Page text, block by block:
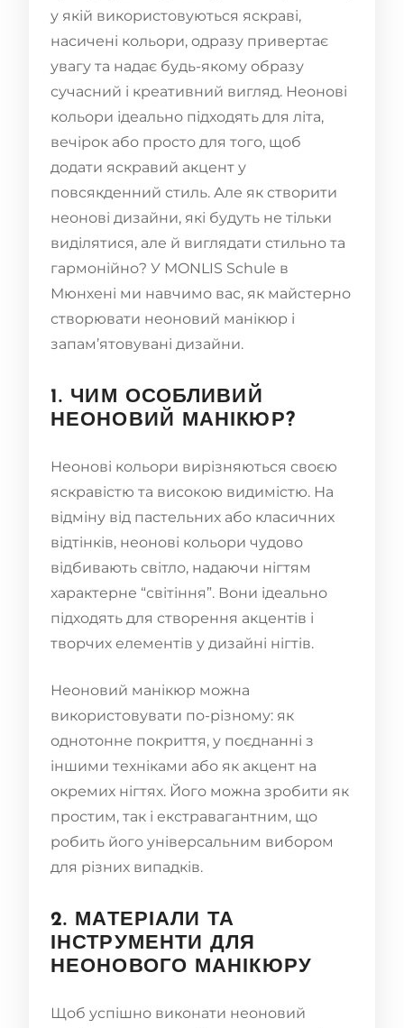
у якій використовуються яскраві,
насичені кольори, одразу привертає
увагу та надає будь-якому образу
сучасний і креативний вигляд. Неонові
кольори ідеально підходять для літа,
вечірок або просто для того, щоб
додати яскравий акцент у
повсякденний стиль. Але як створити
неонові дизайни, які будуть не тільки
виділятися, але й виглядати стильно та
гармонійно? У MONLIS Schule в
Мюнхені ми навчимо вас, як майстерно
створювати неоновий манікюр і
запам’ятовувані дизайни.
1. ЧИМ ОСОБЛИВИЙ
НЕОНОВИЙ МАНІКЮР?
Неонові кольори вирізняються своєю
яскравістю та високою видимістю. На
відміну від пастельних або класичних
відтінків, неонові кольори чудово
відбивають світло, надаючи нігтям
характерне “світіння”. Вони ідеально
підходять для створення акцентів і
творчих елементів у дизайні нігтів.
Неоновий манікюр можна
використовувати по-різному: як
однотонне покриття, у поєднанні з
іншими техніками або як акцент на
окремих нігтях. Його можна зробити як
простим, так і екстравагантним, що
робить його універсальним вибором
для різних випадків.
2. МАТЕРІАЛИ ТА
ІНСТРУМЕНТИ ДЛЯ
НЕОНОВОГО МАНІКЮРУ
Щоб успішно виконати неоновий